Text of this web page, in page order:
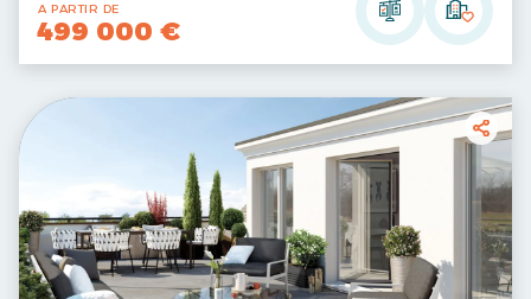
A PARTIR DE
499 000 €